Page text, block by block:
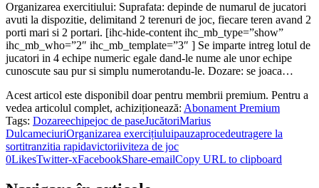
Organizarea exercitiului: Suprafata: depinde de numarul de jucatori
avuti la dispozitie, delimitand 2 terenuri de joc, fiecare teren avand 2
porti mari si 2 portari. [ihc-hide-content ihc_mb_type=”show”
ihc_mb_who=”2″ ihc_mb_template=”3″ ] Se imparte intreg lotul de
jucatori in 4 echipe numeric egale dand-le nume ale unor echipe
cunoscute sau pur si simplu numerotandu-le. Dozare: se joaca…
Acest articol este disponibil doar pentru membrii premium. Pentru a
vedea articolul complet, achiziționează: Abonament Premium
Tags: Dozareechipejoc de paseJucătoriMarius
DulcameciuriOrganizarea exercițiuluipauzaprocedeutragere la
sortitranzitia rapidavictoriiviteza de joc
0LikesTwitter-xFacebookShare-emailCopy URL to clipboard